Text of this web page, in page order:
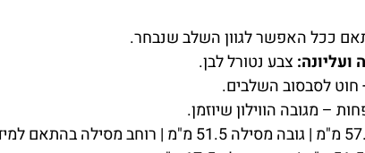
ככל האפשר לגוון השלב שנבחר.
צבע נטורל לבן.
חוט לסבסוב השלבים.